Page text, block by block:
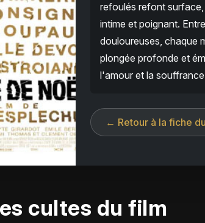
refoulés refont
intime et poignant.
douloureuses, chaque
plongée profonde et
l'amour et la
← Retour à la fiche
cultes du film